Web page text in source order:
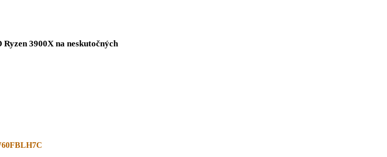
3900X na neskutočných